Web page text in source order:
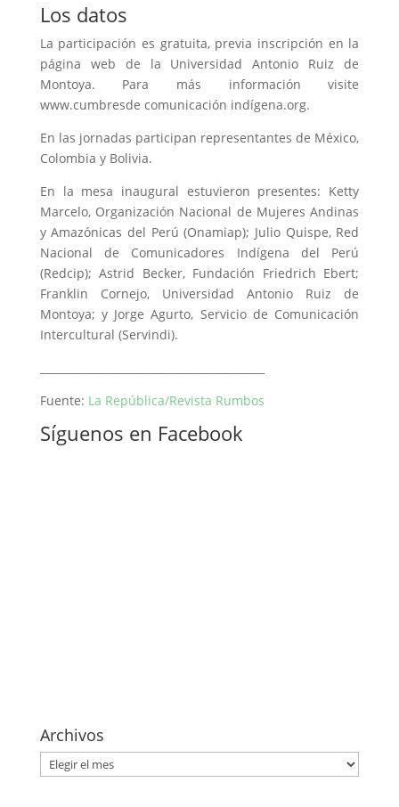
Los datos
La participación es gratuita, previa inscripción en la
página web de la Universidad Antonio Ruiz de
Montoya. Para más información visite
www.cumbresde comunicación indígena.org.
En las jornadas participan representantes de México,
Colombia y Bolivia.
En la mesa inaugural estuvieron presentes: Ketty
Marcelo, Organización Nacional de Mujeres Andinas
y Amazónicas del Perú (Onamiap); Julio Quispe, Red
Nacional de Comunicadores Indígena del Perú
(Redcip); Astrid Becker, Fundación Friedrich Ebert;
Franklin Cornejo, Universidad Antonio Ruiz de
Montoya; y Jorge Agurto, Servicio de Comunicación
Intercultural (Servindi).
Fuente: La República/Revista Rumbos
Síguenos en Facebook
Archivos
Archivos